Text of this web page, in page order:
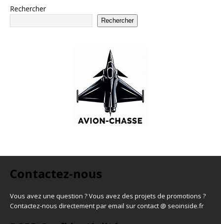
Rechercher
Rechercher
Contactez-nous
Vous avez une question ? Vous avez des projets de promotions ?
Contactez-nous directement par email sur contact @ seoinside.fr